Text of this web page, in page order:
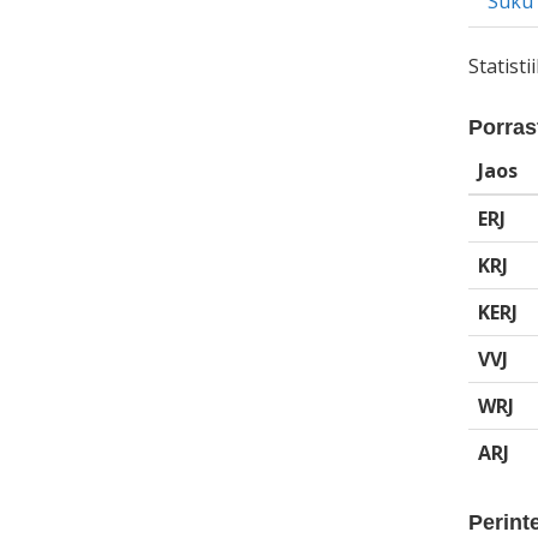
Jaos
ERJ
KRJ
KERJ
VVJ
WRJ
ARJ